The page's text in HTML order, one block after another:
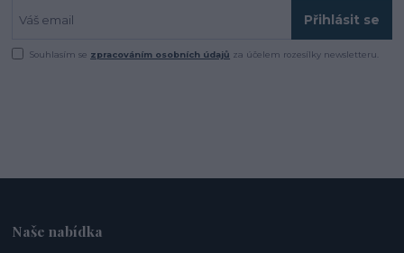
Přihlásit se
Souhlasím se zpracováním osobních údajů za účelem rozesílky newsletteru.
Naše nabídka